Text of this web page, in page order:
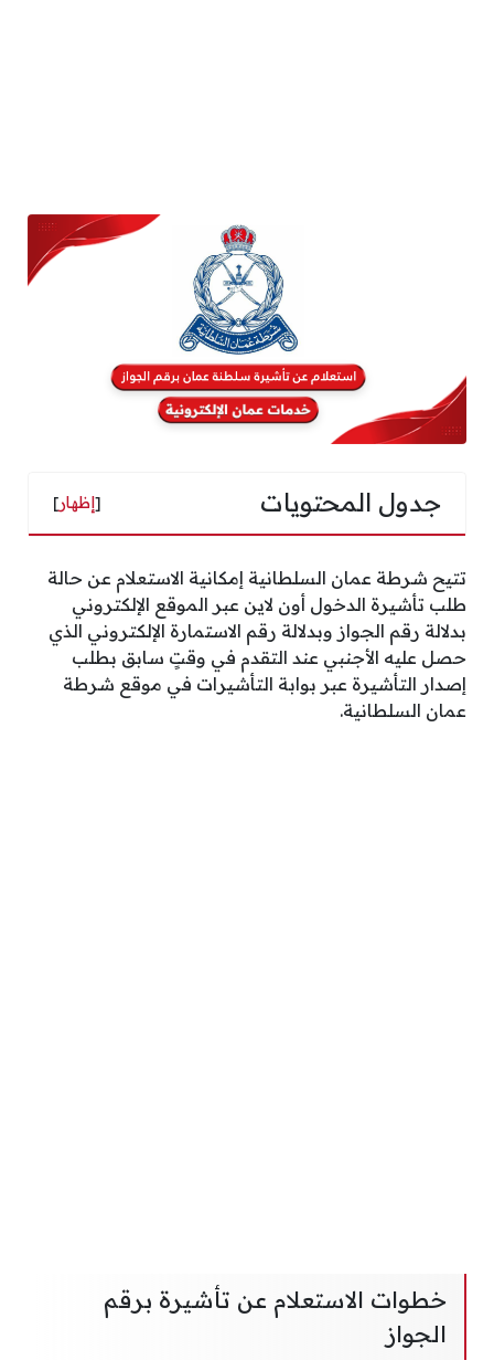
جدول المحتويات [إظهار]
تتيح شرطة عمان السلطانية إمكانية الاستعلام عن حالة
طلب تأشيرة الدخول أون لاين عبر الموقع الإلكتروني
بدلالة رقم الجواز وبدلالة رقم الاستمارة الإلكتروني الذي
حصل عليه الأجنبي عند التقدم في وقتٍ سابق بطلب
إصدار التأشيرة عبر بوابة التأشيرات في موقع شرطة
عمان السلطانية.
خطوات الاستعلام عن تأشيرة برقم
الجواز